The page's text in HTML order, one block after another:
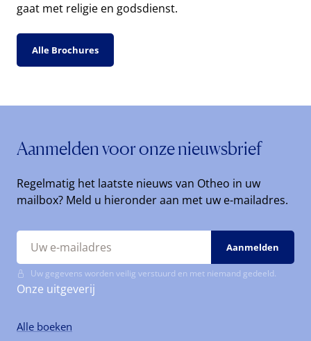
gaat met religie en godsdienst.
Alle Brochures
Aanmelden voor onze nieuwsbrief
Regelmatig het laatste nieuws van Otheo in uw
mailbox? Meld u hieronder aan met uw e-mailadres.
Uw gegevens worden veilig verstuurd en met niemand gedeeld.
Onze uitgeverij
Alle boeken